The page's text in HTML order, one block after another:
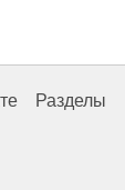
Разделы